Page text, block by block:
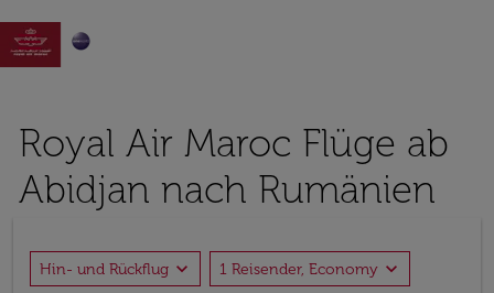

Royal Air Maroc Flüge ab
Abidjan nach Rumänien
Hin- und Rückflug expand_more 1 Reisender, Economy expand_more